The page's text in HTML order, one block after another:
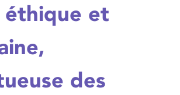
éthique et
des